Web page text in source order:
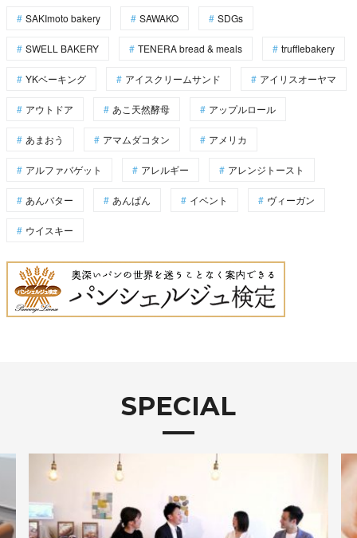
SAKImoto bakery SAWAKO SDGs
SWELL BAKERY TENERA bread & meals trufflebakery
YKベーキング アイスクリームサンド アイリスオーヤマ
アウトドア あこ天然酵母 アップルロール
あまおう アマムダコタン アメリカ
アルファバゲット アレルギー アレンジトースト
あんバター あんぱん イベント ヴィーガン
ウイスキー
SPECIAL